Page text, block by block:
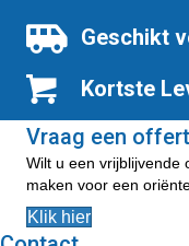
Geschikt
Kortste
Vraag een
Wilt u een vrijblijvende
maken voor een
Klik hier